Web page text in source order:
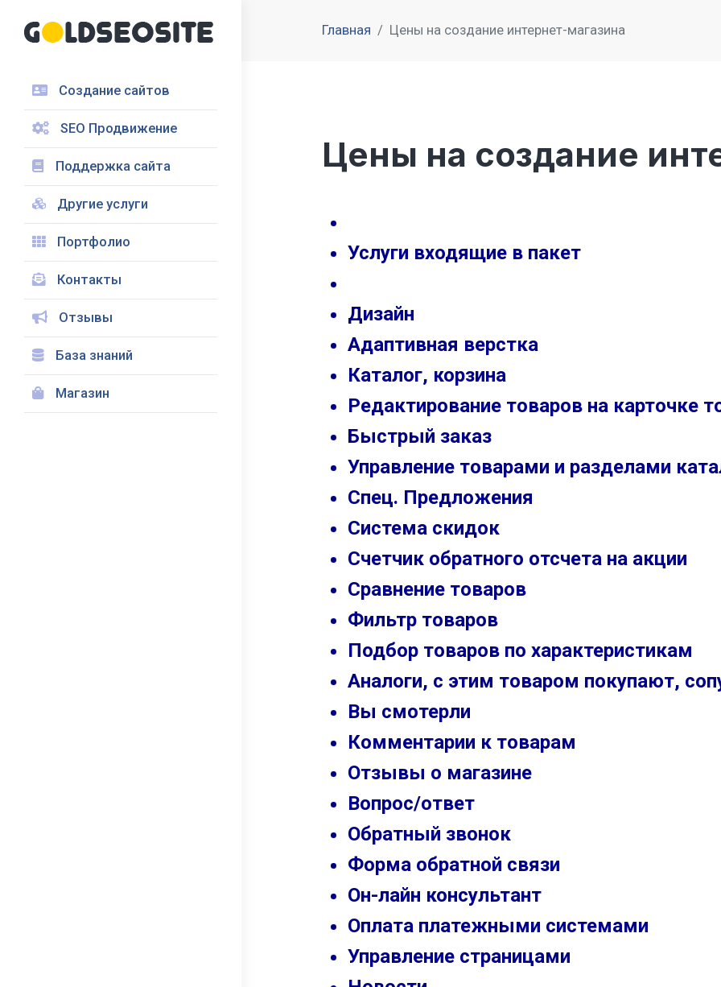
Создание сайтов
SEO Продвижение
Поддержка сайта
Другие услуги
Портфолио
Контакты
Отзывы
База знаний
Магазин
Главная Цены на создание интернет-магазина
Цены на создание
Услуги входящие в пакет
Дизайн
Адаптивная верстка
Каталог, корзина
Редактирование товаров на карточке
Быстрый заказ
Управление товарами и разделами
Спец. Предложения
Система скидок
Счетчик обратного отсчета на акции
Сравнение товаров
Фильтр товаров
Подбор товаров по характеристикам
Аналоги, с этим товаром покупают,
Вы смотерли
Комментарии к товарам
Отзывы о магазине
Вопрос/ответ
Обратный звонок
Форма обратной связи
Он-лайн консультант
Оплата платежными системами
Управление страницами